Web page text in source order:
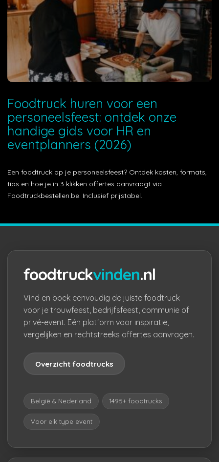
Foodtruck huren voor een
personeelsfeest: ontdek onze
handige gids voor HR en
eventplanners (2026)
Een foodtruck op je personeelsfeest? Ontdek kosten, formats,
tips en hoe je in 3 klikken offertes aanvraagt via
Foodtruckbestellen.be. Inclusief prijstabel.
foodtruckvinden.nl
Vind en boek eenvoudig de juiste foodtruck
voor je trouwfeest, bedrijfsfeest, communie of
privé-event. Eén platform voor inspiratie,
vergelijken en rechtstreeks offertes aanvragen.
Overzicht foodtrucks
België & Nederland 1495+ foodtrucks
Voor elk type event